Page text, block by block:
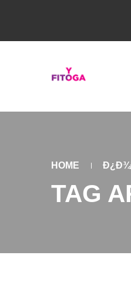
HOME
TAG